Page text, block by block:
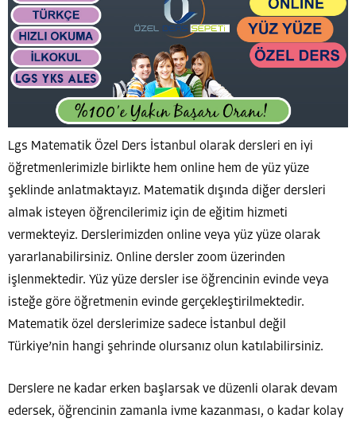
Lgs Matematik Özel Ders İstanbul olarak dersleri en iyi
öğretmenlerimizle birlikte hem online hem de yüz yüze
şeklinde anlatmaktayız. Matematik dışında diğer dersleri
almak isteyen öğrencilerimiz için de eğitim hizmeti
vermekteyiz. Derslerimizden online veya yüz yüze olarak
yararlanabilirsiniz. Online dersler zoom üzerinden
işlenmektedir. Yüz yüze dersler ise öğrencinin evinde veya
isteğe göre öğretmenin evinde gerçekleştirilmektedir.
Matematik özel derslerimize sadece İstanbul değil
Türkiye’nin hangi şehrinde olursanız olun katılabilirsiniz.
Derslere ne kadar erken başlarsak ve düzenli olarak devam
edersek, öğrencinin zamanla ivme kazanması, o kadar kolay